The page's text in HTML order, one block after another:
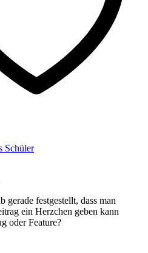
gerade festgestellt, dass man
ein Herzchen geben kann
oder Feature?